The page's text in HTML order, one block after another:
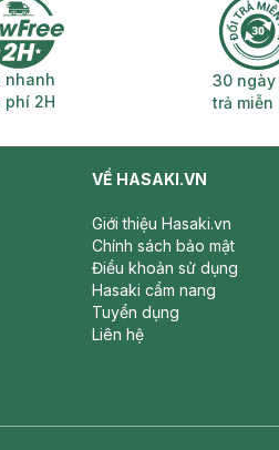
Giao nhanh miễn phí 2H
nhanh
phí 2H
30 ngày
trả miễn
VỀ HASAKI.VN
Giới thiệu Hasaki.vn
Chính sách bảo mật
Điều khoản sử dụng
Hasaki cẩm nang
Tuyển dụng
Liên hệ